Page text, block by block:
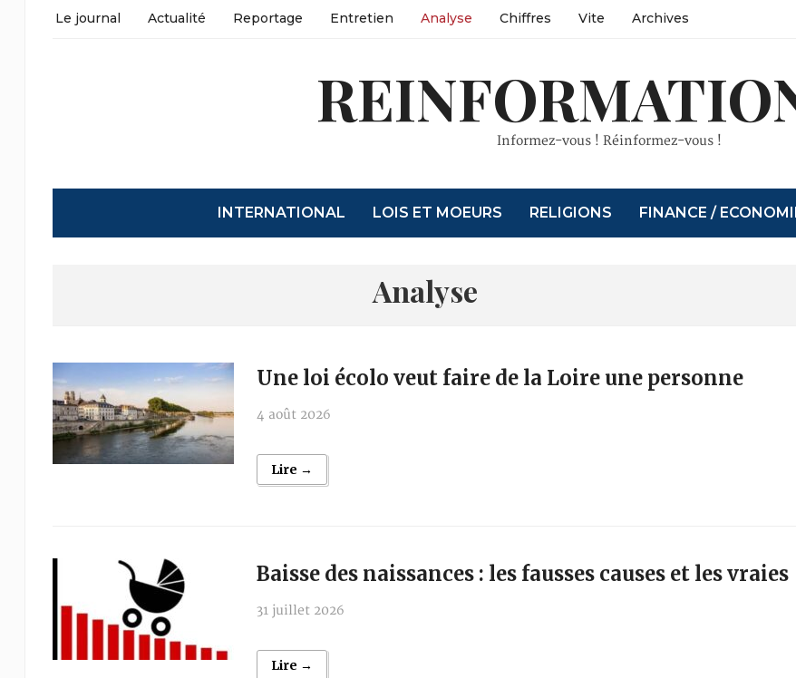
Le journal Actualité Reportage Entretien Analyse Chiffres Vite Archives
Informez-vous ! Réinformez-vous !
INTERNATIONAL LOIS ET MOEURS RELIGIONS FINANCE /
Analyse
Une loi écolo veut faire de la Loire une personne
4 août 2026
Lire →
Baisse des naissances : les fausses causes et les vraies
31 juillet 2026
Lire →